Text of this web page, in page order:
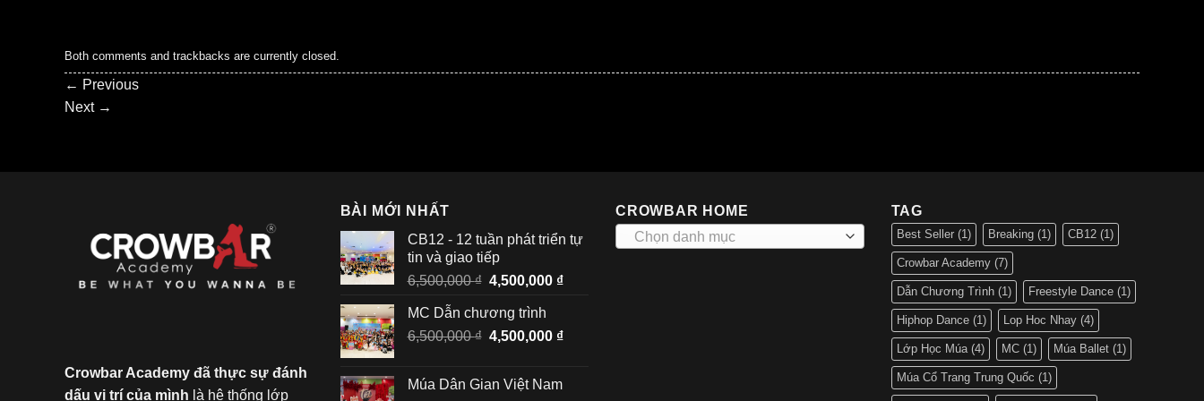
Both comments and trackbacks are currently closed.
← Previous
Next →
Crowbar Academy đã thực sự đánh
dấu vị trí của mình là hệ thống lớp
BÀI MỚI NHẤT
CB12 - 12 tuần phát triển tự
tin và giao tiếp
6,500,000₫ Giá
là:
6,500,000 ₫.
4,500,000 ₫Giá
là:
MC Dẫn chương trình
6,500,000₫ Giá
6,500,000 ₫.
4,500,000 ₫Giá
Múa Dân Gian Việt Nam
CROWBAR HOME
Chọn danh mục
TAG
Best Seller(1) Breaking(1) CB12(1)
Crowbar Academy(7)
Dẫn Chương Trình(1) Freestyle Dance(1)
Hiphop Dance(1) Lop Hoc Nhay(4)
Lớp Học Múa(4) MC(1) Múa Ballet(1)
Múa Cổ Trang Trung Quốc (1)